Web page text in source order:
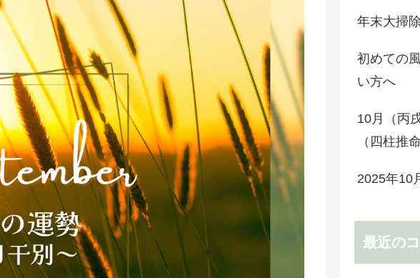
年末大掃
初めての
い方へ
10月（丙
（四柱推命
2025年10
最近の